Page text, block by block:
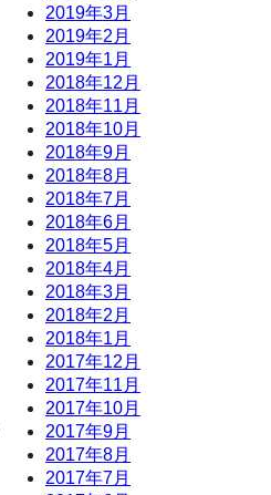
2019年3月
2019年2月
2019年1月
2018年12月
2018年11月
2018年10月
2018年9月
2018年8月
2018年7月
2018年6月
2018年5月
2018年4月
2018年3月
2018年2月
2018年1月
2017年12月
2017年11月
2017年10月
2017年9月
2017年8月
2017年7月